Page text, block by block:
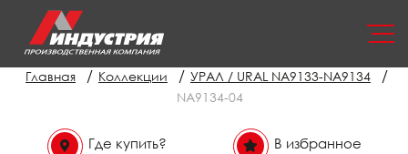
Главная / Коллекции / УРАЛ / URAL NA9133-NA9134 /
NA9134-04
Где купить? В избранное